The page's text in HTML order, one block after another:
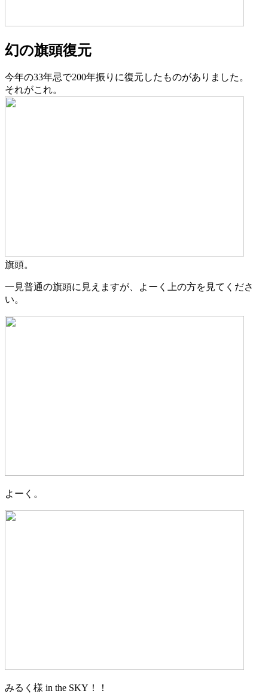
幻の旗頭復元
今年の33年忌で200年振りに復元したものがありました。
それがこれ。
旗頭。
一見普通の旗頭に見えますが、よーく上の方を見てくださ
い。
よーく。
みるく様 in the SKY！！